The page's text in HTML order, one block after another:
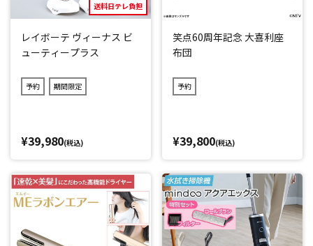
送料日テレ負担
レイボーテ ヴィーナス ビ
ューティープラス
予約 期間限定
¥39,980(税込)
笑点60周年記念 大喜利座
布団
予約
¥39,800(税込)